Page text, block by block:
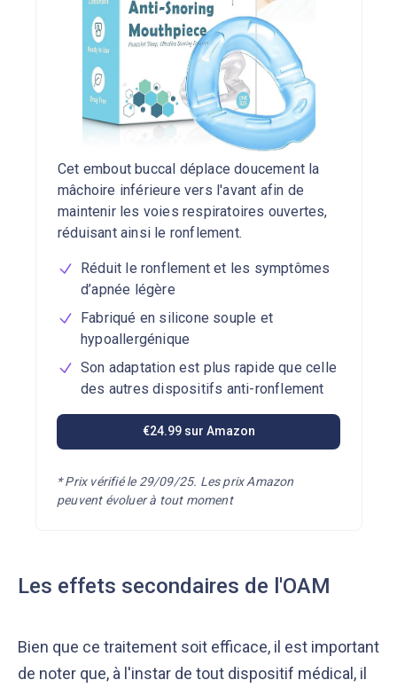
Cet embout buccal déplace doucement la
mâchoire inférieure vers l'avant afin de
maintenir les voies respiratoires ouvertes,
réduisant ainsi le ronflement.
Réduit le ronflement et les symptômes
d’apnée légère
Fabriqué en silicone souple et
hypoallergénique
Son adaptation est plus rapide que celle
des autres dispositifs anti-ronflement
* Prix vérifié le 29/09/25. Les prix Amazon
peuvent évoluer à tout moment
€24.99 sur Amazon
Les effets secondaires de l'OAM
Bien que ce traitement soit efficace, il est important
de noter que, à l'instar de tout dispositif médical, il